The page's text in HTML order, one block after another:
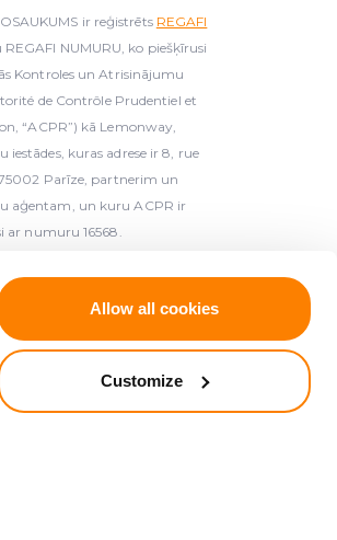
Allow all cookies
Customize
ir reģistrēts REGAFI
NUMURU, ko piešķīrusi
Kontroles un Atrisinājumu
de Contrôle Prudentiel et
“ACPR”) kā Lemonway,
iestādes, kuras adrese ir 8, rue
Parīze, partnerim un
aģentam, un kuru ACPR ir
ar numuru 16568.
pakalpojumu sniedzējs
LV-1050, Latvija).
un Padomes Direktīvu
Padomes Direktīvu
lpp.).